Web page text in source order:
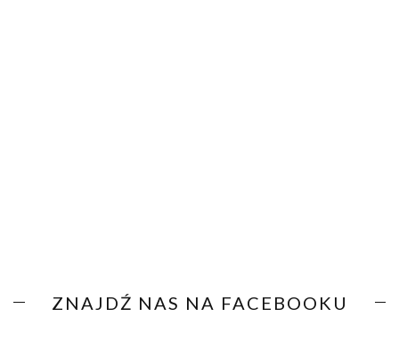
ZNAJDŹ NAS NA FACEBOOKU